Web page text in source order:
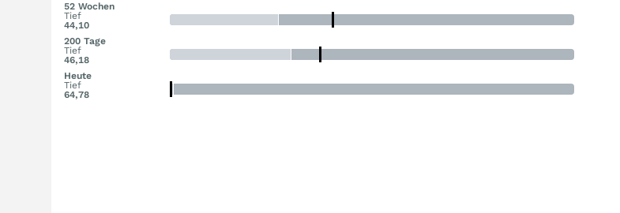
52 Wochen
Tief
44,10
200 Tage
Tief
46,18
Heute
Tief
64,78